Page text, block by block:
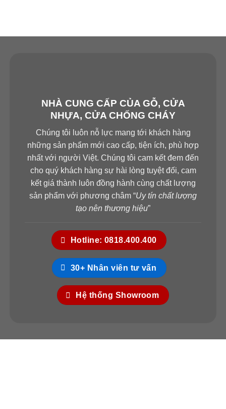
NHÀ CUNG CẤP CỦA GỖ, CỬA
NHỰA, CỬA CHỐNG CHÁY
Chúng tôi luôn nỗ lực mang tới khách hàng
những sản phẩm mới cao cấp, tiện ích, phù hợp
nhất với người Việt. Chúng tôi cam kết đem đến
cho quý khách hàng sự hài lòng tuyệt đối, cam
kết giá thành luôn đồng hành cùng chất lượng
sản phẩm với phương châm “Uy tín chất lượng
tạo nên thương hiệu”
Hotline: 0818.400.400
30+ Nhân viên tư vấn
Hệ thống Showroom